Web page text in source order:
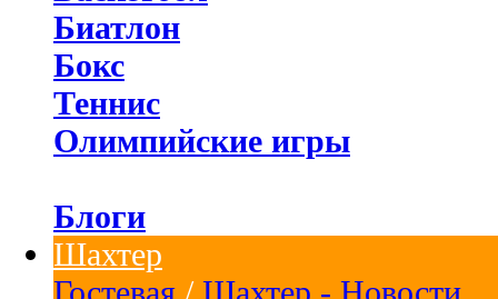
Биатлон
Бокс
Теннис
Олимпийские игры
Блоги
Шахтер
Гостевая / Шахтер - Новости